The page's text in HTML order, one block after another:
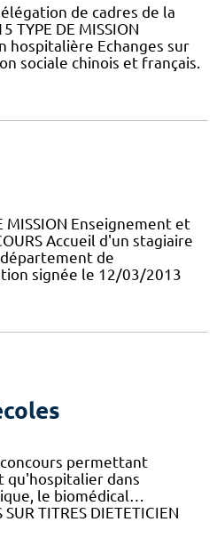
de cadres de la
TYPE DE MISSION
hospitalière Echanges sur
sociale chinois et français.
MISSION Enseignement et
Accueil d'un stagiaire
de
signée le 12/03/2013
permettant
qu'hospitalier dans
le biomédical…
TITRES DIETETICIEN